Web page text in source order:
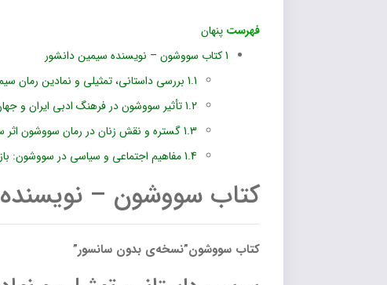
فهرست پنهان
1کتاب سووشون – نویسنده سیمین دانشور
1.1 بررسی داستانی، تمثیلی و نمادین رمان
1.2تأثیر سووشون در فرهنگ ادبی ایران و
1.3گستره و نقش زنان در رمان سووشون اثر
1.4مفاهیم اجتماعی و سیاسی در سووشون:
کتاب سووشون – نویسنده
کتاب سووشون”نسخه‌ی بدون سانسور”